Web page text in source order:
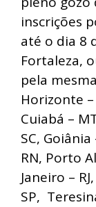
inscrições
até o dia 8
Fortaleza,
pela
Horizonte –
Cuiabá –
SC,
RN, Porto
Janeiro –
SP,